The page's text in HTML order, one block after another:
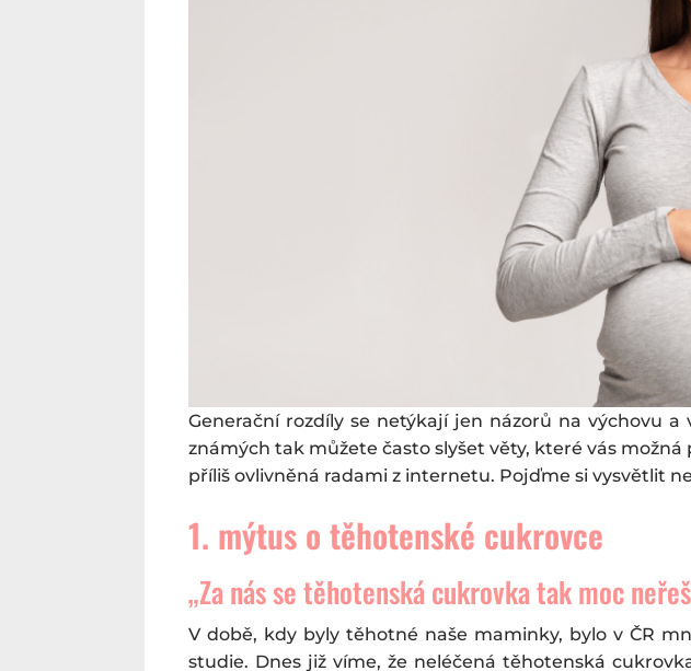
Generační rozdíly se netýkají jen názorů na výchovu
známých tak můžete často slyšet věty, které vás
příliš ovlivněná radami z internetu. Pojďme si vysvětlit
1. mýtus o těhotenské cukrovce
„Za nás se těhotenská cukrovka tak moc
V době, kdy byly těhotné naše maminky, bylo v ČR
studie. Dnes již víme, že neléčená těhotenská